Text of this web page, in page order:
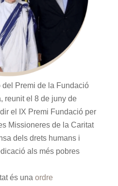
del Premi de la Fundació
reunit el 8 de juny de
el IX Premi Fundació per
Missioneres de la Caritat
dels drets humans i
als més pobres
és una ordre